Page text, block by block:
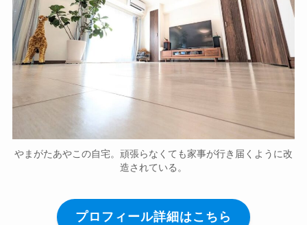
やまがたあやこの自宅。頑張らなくても家事が行き届くように改
造されている。
プロフィール詳細はこちら